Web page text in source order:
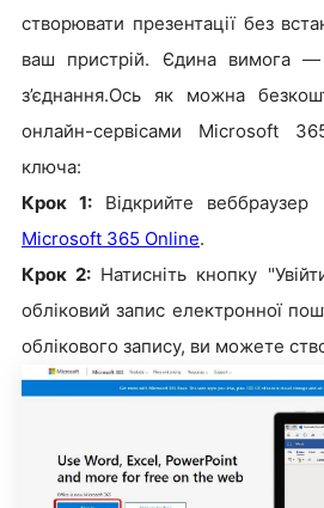
створювати презентації без
ваш пристрій. Єдина вимога —
з’єднання.Ось як можна
онлайн-сервісами Microsoft
ключа:
Крок 1: Відкрийте
Microsoft 365 Online.
Крок 2: Натисніть кнопку
обліковий запис електронної
облікового запису, ви можете